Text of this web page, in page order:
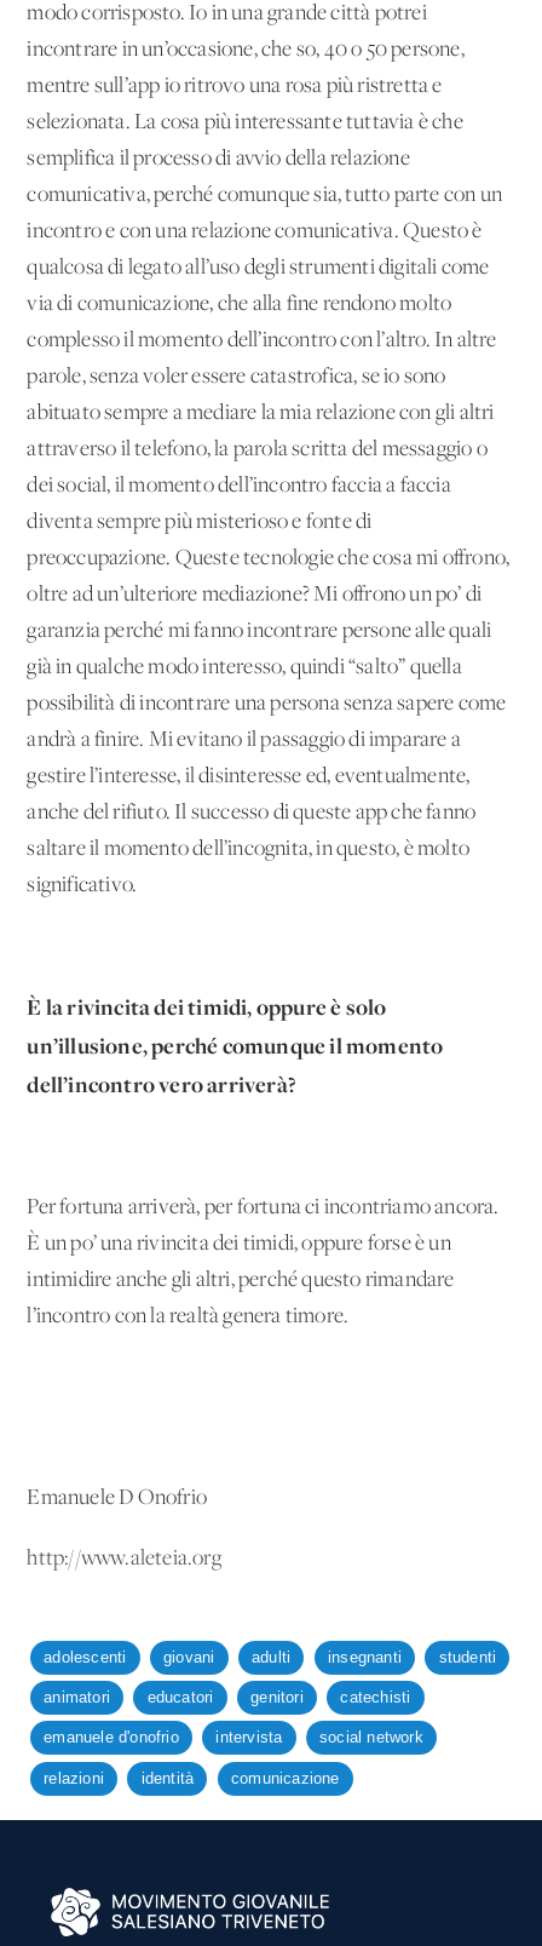
modo corrisposto. Io in una grande città potrei
incontrare in un’occasione, che so, 40 o 50 persone,
mentre sull’app io ritrovo una rosa più ristretta e
selezionata. La cosa più interessante tuttavia è che
semplifica il processo di avvio della relazione
comunicativa, perché comunque sia, tutto parte con un
incontro e con una relazione comunicativa. Questo è
qualcosa di legato all’uso degli strumenti digitali come
via di comunicazione, che alla fine rendono molto
complesso il momento dell’incontro con l’altro. In altre
parole, senza voler essere catastrofica, se io sono
abituato sempre a mediare la mia relazione con gli altri
attraverso il telefono, la parola scritta del messaggio o
dei social, il momento dell’incontro faccia a faccia
diventa sempre più misterioso e fonte di
preoccupazione. Queste tecnologie che cosa mi offrono,
oltre ad un’ulteriore mediazione? Mi offrono un po’ di
garanzia perché mi fanno incontrare persone alle quali
già in qualche modo interesso, quindi “salto” quella
possibilità di incontrare una persona senza sapere come
andrà a finire. Mi evitano il passaggio di imparare a
gestire l’interesse, il disinteresse ed, eventualmente,
anche del rifiuto. Il successo di queste app che fanno
saltare il momento dell’incognita, in questo, è molto
significativo.
È la rivincita dei timidi, oppure è solo
un’illusione, perché comunque il momento
dell’incontro vero arriverà?
Per fortuna arriverà, per fortuna ci incontriamo ancora.
È un po’ una rivincita dei timidi, oppure forse è un
intimidire anche gli altri, perché questo rimandare
l’incontro con la realtà genera timore.
Emanuele D'Onofrio
http://www.aleteia.org
adolescenti giovani adulti insegnanti studenti
animatori educatori genitori catechisti
emanuele d'onofrio intervista social network
relazioni identità comunicazione